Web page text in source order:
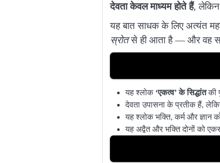
देवता केवल माध्यम होते हैं, लेकिन
यह बात साधक के लिए अत्यंत
स्रोतसे ही आता है — और वह
यह श्लोक ‘एकत्व’ के सिद्धांतकी
देवता उपासना के प्रतीक हैं,
यह श्लोक भक्ति, कर्म और ज्ञान
यह अद्वैत और भक्ति दोनों को